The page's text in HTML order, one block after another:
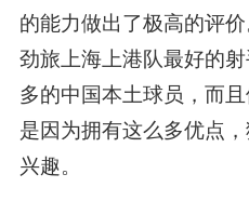
的能力做出了极高的评
劲旅上海上港队最好的
多的中国本土球员，而
是因为拥有这么多优点
兴趣。